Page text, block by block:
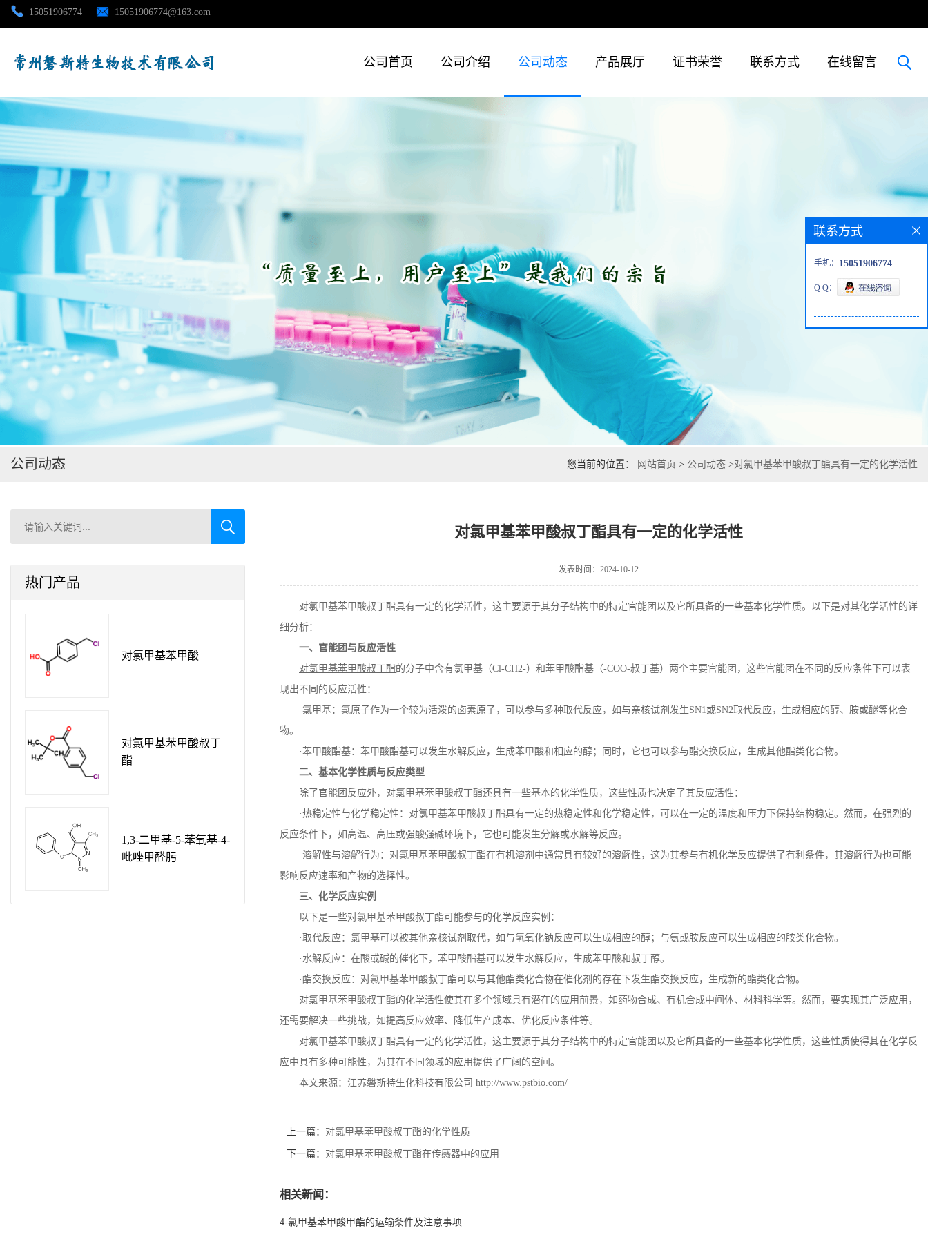
15051906774 15051906774@163.com
公司首页 公司介绍 公司动态 产品展厅 证书荣誉 联系方式 在线留言
公司首页
公司介绍
公司动态
产品展厅
联系方式
公司动态 您当前的位置： 网站首页 > 公司动态 >对氯甲基苯甲酸叔丁酯具有一定的化学活性
热门产品
对氯甲基苯甲酸
对氯甲基苯甲酸叔丁
酯
1,3-二甲基-5-苯氧基-4-
吡唑甲醛肟
对氯甲基苯甲酸叔丁酯具有一定的化学活性
发表时间：2024-10-12
对氯甲基苯甲酸叔丁酯具有一定的化学活性，这主要源于其分子结构中的特定官能团以及它所具备的一些基本化学性质。以下是对其化学活性的详
细分析：
一、官能团与反应活性
对氯甲基苯甲酸叔丁酯的分子中含有氯甲基（Cl-CH2-）和苯甲酸酯基（-COO-叔丁基）两个主要官能团，这些官能团在不同的反应条件下可以表
现出不同的反应活性：
·氯甲基：氯原子作为一个较为活泼的卤素原子，可以参与多种取代反应，如与亲核试剂发生SN1或SN2取代反应，生成相应的醇、胺或醚等化合
物。
·苯甲酸酯基：苯甲酸酯基可以发生水解反应，生成苯甲酸和相应的醇；同时，它也可以参与酯交换反应，生成其他酯类化合物。
二、基本化学性质与反应类型
除了官能团反应外，对氯甲基苯甲酸叔丁酯还具有一些基本的化学性质，这些性质也决定了其反应活性：
·热稳定性与化学稳定性：对氯甲基苯甲酸叔丁酯具有一定的热稳定性和化学稳定性，可以在一定的温度和压力下保持结构稳定。然而，在强烈的
反应条件下，如高温、高压或强酸强碱环境下，它也可能发生分解或水解等反应。
·溶解性与溶解行为：对氯甲基苯甲酸叔丁酯在有机溶剂中通常具有较好的溶解性，这为其参与有机化学反应提供了有利条件，其溶解行为也可能
影响反应速率和产物的选择性。
三、化学反应实例
以下是一些对氯甲基苯甲酸叔丁酯可能参与的化学反应实例：
·取代反应：氯甲基可以被其他亲核试剂取代，如与氢氧化钠反应可以生成相应的醇；与氨或胺反应可以生成相应的胺类化合物。
·水解反应：在酸或碱的催化下，苯甲酸酯基可以发生水解反应，生成苯甲酸和叔丁醇。
·酯交换反应：对氯甲基苯甲酸叔丁酯可以与其他酯类化合物在催化剂的存在下发生酯交换反应，生成新的酯类化合物。
对氯甲基苯甲酸叔丁酯的化学活性使其在多个领域具有潜在的应用前景，如药物合成、有机合成中间体、材料科学等。然而，要实现其广泛应用，
还需要解决一些挑战，如提高反应效率、降低生产成本、优化反应条件等。
对氯甲基苯甲酸叔丁酯具有一定的化学活性，这主要源于其分子结构中的特定官能团以及它所具备的一些基本化学性质，这些性质使得其在化学反
应中具有多种可能性，为其在不同领域的应用提供了广阔的空间。
本文来源：江苏磐斯特生化科技有限公司 http://www.pstbio.com/
上一篇： 对氯甲基苯甲酸叔丁酯的化学性质
下一篇： 对氯甲基苯甲酸叔丁酯在传感器中的应用
相关新闻：
4-氯甲基苯甲酸甲酯的运输条件及注意事项
联系方式
手机： 15051906774
Q Q：